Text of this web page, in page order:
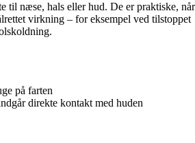
til næse, hals eller hud. De er praktiske, når
virkning – for eksempel ved tilstoppet
på farten
direkte kontakt med huden